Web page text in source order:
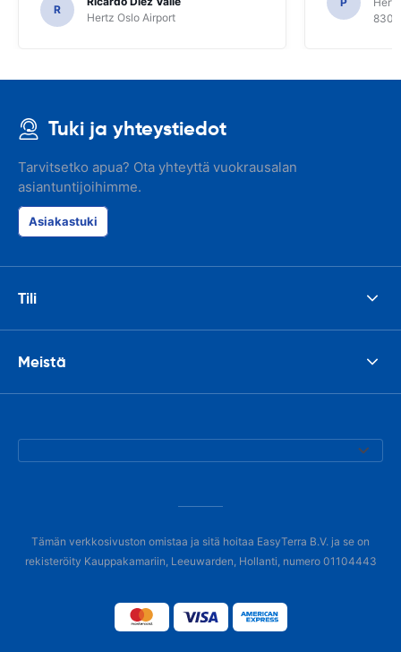
R
Hertz Oslo Airport
8300
Tuki ja yhteystiedot
Tarvitsetko apua? Ota yhteyttä vuokrausalan
asiantuntijoihimme.
Asiakastuki
Tili
Meistä
Tämän verkkosivuston omistaa ja sitä hoitaa EasyTerra B.V. ja se on
rekisteröity Kauppakamariin, Leeuwarden, Hollanti, numero 01104443